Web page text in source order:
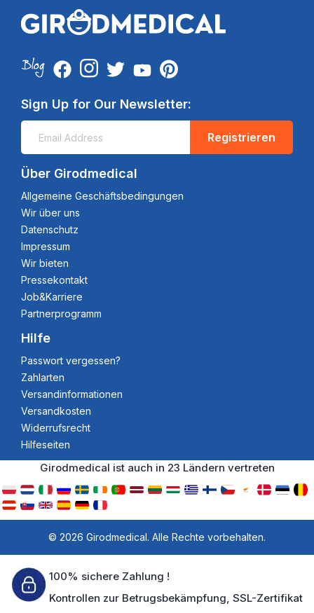
Sign Up for Our Newsletter:
Registrieren
Über Girodmedical
Allgemeine Geschäftsbedingungen
Wir über uns
Datenschutz
Impressum
Wir bieten
Pressekontakt
Job&Karriere
Partnerprogramm
Hilfe
Passwort vergessen?
Zahlarten
Versandinformationen
Versandkosten
Widerrufsrecht
Hilfeseiten
Girodmedical ist auch in 23 Ländern vertreten
© 2026 Girodmedical. Alle Rechte vorbehalten.
100% sichere Zahlung !
Kontrollen zur Betrugsbekämpfung, SSL-Zertifikat